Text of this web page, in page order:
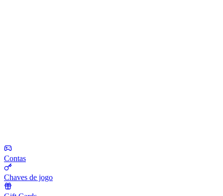
Contas
Chaves de jogo